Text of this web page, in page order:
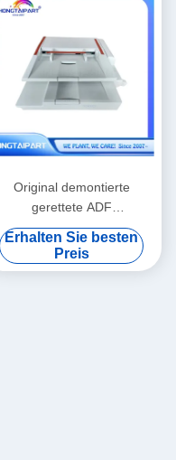
Original demontierte
gerettete ADF
Montageeinheit kompatibel
mit Canon I-Sensys
MF6180dw
Erhalten Sie besten
Preis